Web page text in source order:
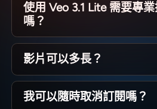
使用 Veo 3.1 Lite 需要專
嗎？
不需要。Magiclight 讓 Veo
需輸入想法或上傳圖片，即
無需任何專業知識。
影片可以多長？
Magiclight 上的 Veo 3.1 Lite
單段約4至8秒，非常適合社
我可以隨時取消訂閱嗎？